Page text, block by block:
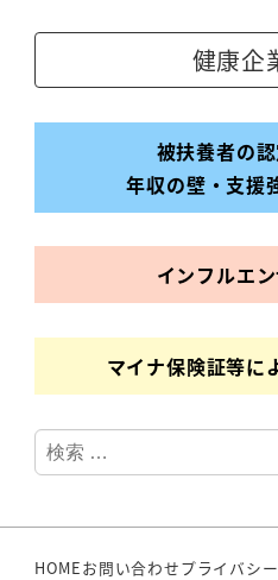
健康企
被扶養者の
年収の壁・支援
インフルエ
マイナ保険証等に
検
索
HOMEお問い合わせプライバシ